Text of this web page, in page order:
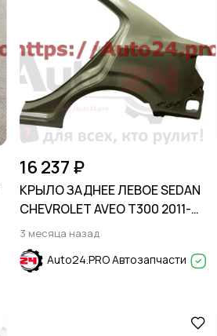
16 237 ₽
КРЫЛО ЗАДНЕЕ ЛЕВОЕ SEDAN
CHEVROLET AVEO T300 2011-
2015
3 месяца назад
Auto24.PRO Автозапчасти